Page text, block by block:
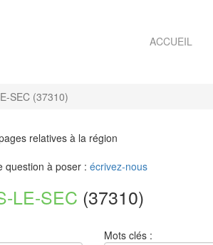
ACCUEIL
SEC (37310)
relatives à la région
question à poser : écrivez-nous
LE-SEC (37310)
Mots clés :